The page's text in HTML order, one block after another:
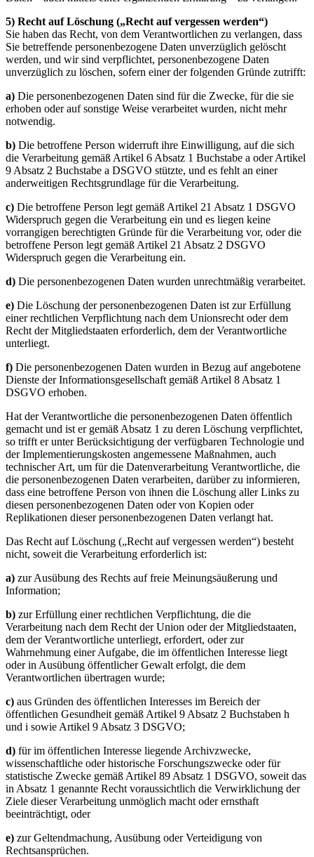
5) Recht auf Löschung („Recht auf vergessen werden“)
Sie haben das Recht, von dem Verantwortlichen zu verlangen, dass
Sie betreffende personenbezogene Daten unverzüglich gelöscht
werden, und wir sind verpflichtet, personenbezogene Daten
unverzüglich zu löschen, sofern einer der folgenden Gründe zutrifft:
a) Die personenbezogenen Daten sind für die Zwecke, für die sie
erhoben oder auf sonstige Weise verarbeitet wurden, nicht mehr
notwendig.
b) Die betroffene Person widerruft ihre Einwilligung, auf die sich
die Verarbeitung gemäß Artikel 6 Absatz 1 Buchstabe a oder Artikel
9 Absatz 2 Buchstabe a DSGVO stützte, und es fehlt an einer
anderweitigen Rechtsgrundlage für die Verarbeitung.
c) Die betroffene Person legt gemäß Artikel 21 Absatz 1 DSGVO
Widerspruch gegen die Verarbeitung ein und es liegen keine
vorrangigen berechtigten Gründe für die Verarbeitung vor, oder die
betroffene Person legt gemäß Artikel 21 Absatz 2 DSGVO
Widerspruch gegen die Verarbeitung ein.
d) Die personenbezogenen Daten wurden unrechtmäßig verarbeitet.
e) Die Löschung der personenbezogenen Daten ist zur Erfüllung
einer rechtlichen Verpflichtung nach dem Unionsrecht oder dem
Recht der Mitgliedstaaten erforderlich, dem der Verantwortliche
unterliegt.
f) Die personenbezogenen Daten wurden in Bezug auf angebotene
Dienste der Informationsgesellschaft gemäß Artikel 8 Absatz 1
DSGVO erhoben.
Hat der Verantwortliche die personenbezogenen Daten öffentlich
gemacht und ist er gemäß Absatz 1 zu deren Löschung verpflichtet,
so trifft er unter Berücksichtigung der verfügbaren Technologie und
der Implementierungskosten angemessene Maßnahmen, auch
technischer Art, um für die Datenverarbeitung Verantwortliche, die
die personenbezogenen Daten verarbeiten, darüber zu informieren,
dass eine betroffene Person von ihnen die Löschung aller Links zu
diesen personenbezogenen Daten oder von Kopien oder
Replikationen dieser personenbezogenen Daten verlangt hat.
Das Recht auf Löschung („Recht auf vergessen werden“) besteht
nicht, soweit die Verarbeitung erforderlich ist:
a) zur Ausübung des Rechts auf freie Meinungsäußerung und
Information;
b) zur Erfüllung einer rechtlichen Verpflichtung, die die
Verarbeitung nach dem Recht der Union oder der Mitgliedstaaten,
dem der Verantwortliche unterliegt, erfordert, oder zur
Wahrnehmung einer Aufgabe, die im öffentlichen Interesse liegt
oder in Ausübung öffentlicher Gewalt erfolgt, die dem
Verantwortlichen übertragen wurde;
c) aus Gründen des öffentlichen Interesses im Bereich der
öffentlichen Gesundheit gemäß Artikel 9 Absatz 2 Buchstaben h
und i sowie Artikel 9 Absatz 3 DSGVO;
d) für im öffentlichen Interesse liegende Archivzwecke,
wissenschaftliche oder historische Forschungszwecke oder für
statistische Zwecke gemäß Artikel 89 Absatz 1 DSGVO, soweit das
in Absatz 1 genannte Recht voraussichtlich die Verwirklichung der
Ziele dieser Verarbeitung unmöglich macht oder ernsthaft
beeinträchtigt, oder
e) zur Geltendmachung, Ausübung oder Verteidigung von
Rechtsansprüchen.